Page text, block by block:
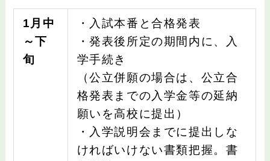
1月中
～下
旬
・入試本番と合格発表
・発表後所定の期間内に、入
学手続き
（公立併願の場合は、公立合
格発表までの入学金等の延納
願いを高校に提出）
・入学説明会までに提出しな
ければいけない書類把握。書